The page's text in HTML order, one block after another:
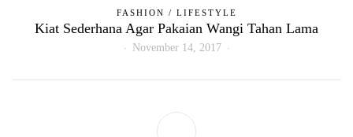
FASHION / LIFESTYLE
Kiat Sederhana Agar Pakaian Wangi Tahan Lama
November 14, 2017